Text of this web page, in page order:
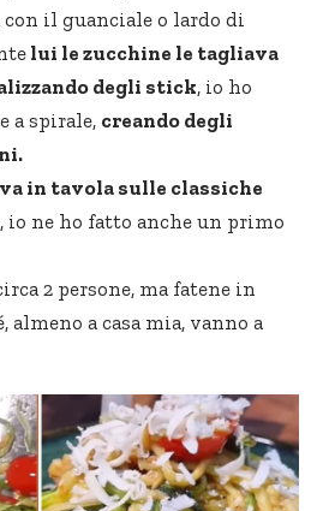
con il guanciale o lardo di
lui le zucchine le tagliava
degli stick, io ho
a spirale, creando degli
in tavola sulle classiche
, io ne ho fatto anche un primo
2 persone, ma fatene in
a casa mia, vanno a